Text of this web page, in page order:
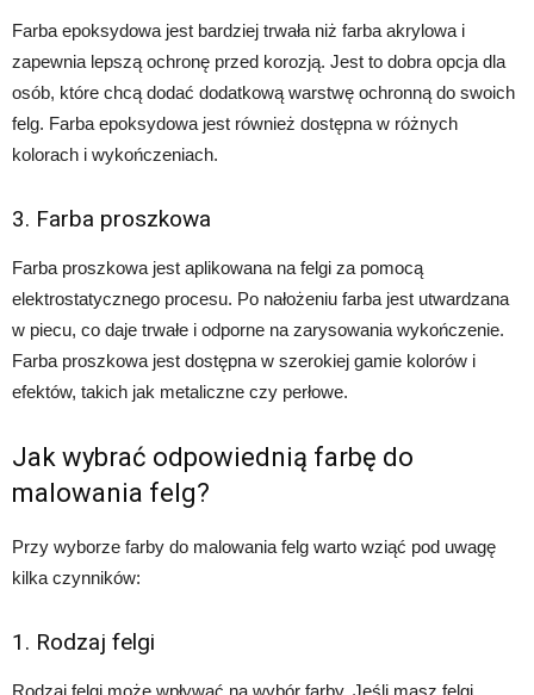
Farba epoksydowa jest bardziej trwała niż farba akrylowa i
zapewnia lepszą ochronę przed korozją. Jest to dobra opcja dla
osób, które chcą dodać dodatkową warstwę ochronną do swoich
felg. Farba epoksydowa jest również dostępna w różnych
kolorach i wykończeniach.
3. Farba proszkowa
Farba proszkowa jest aplikowana na felgi za pomocą
elektrostatycznego procesu. Po nałożeniu farba jest utwardzana
w piecu, co daje trwałe i odporne na zarysowania wykończenie.
Farba proszkowa jest dostępna w szerokiej gamie kolorów i
efektów, takich jak metaliczne czy perłowe.
Jak wybrać odpowiednią farbę do
malowania felg?
Przy wyborze farby do malowania felg warto wziąć pod uwagę
kilka czynników:
1. Rodzaj felgi
Rodzaj felgi może wpływać na wybór farby. Jeśli masz felgi